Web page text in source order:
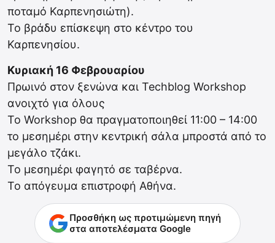
ποταμό Καρπενησιώτη).
Το βράδυ επίσκεψη στο κέντρο του
Καρπενησίου.
Κυριακή 16 Φεβρουαρίου
Πρωινό στον ξενώνα και Techblog Workshop
ανοιχτό για όλους
To Workshop θα πραγματοποιηθεί 11:00 – 14:00
το μεσημέρι στην κεντρική σάλα μπροστά από το
μεγάλο τζάκι.
Το μεσημέρι φαγητό σε ταβέρνα.
Το απόγευμα επιστροφή Αθήνα.
Προσθήκη ως προτιμώμενη πηγή
στα αποτελέσματα Google